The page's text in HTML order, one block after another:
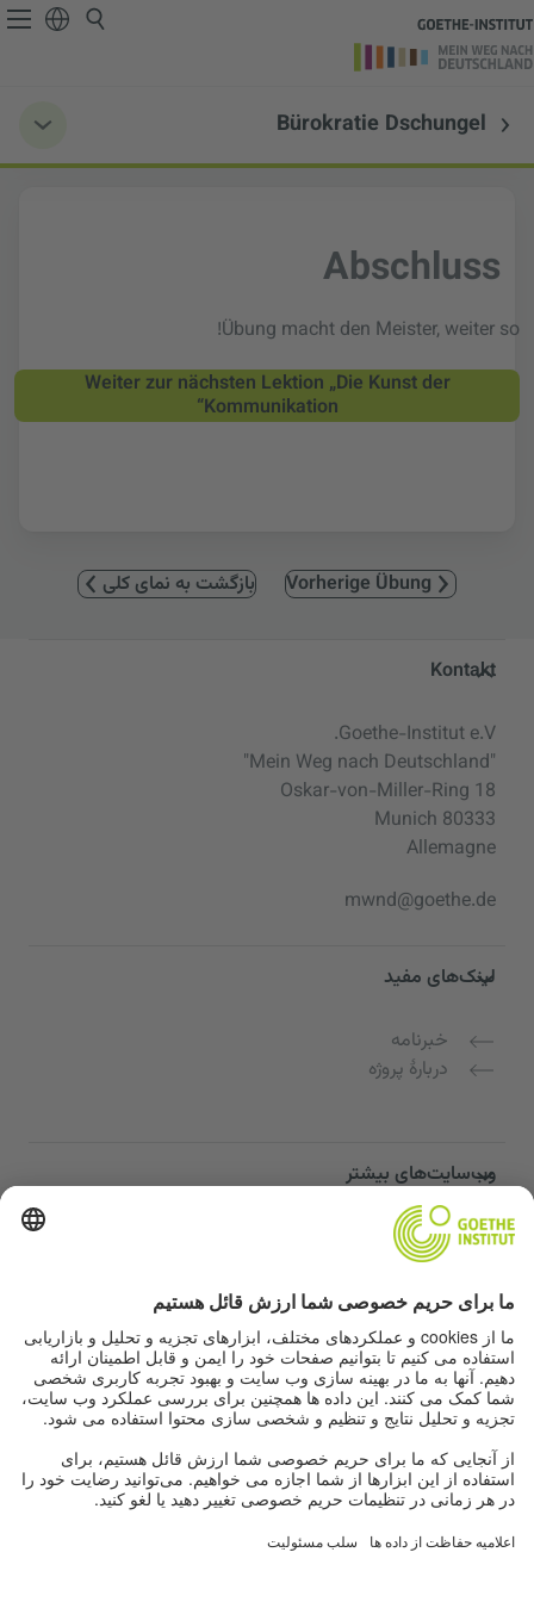
Bürokratie Dschungel
Abschluss
Übung macht den Meister, weiter so!
Weiter zur nächsten Lektion „Die Kunst der
Kommunikation“
Vorherige Übung بازگشت به نمای کلی
Service- und Informationsbereich
Kontakt
Goethe-Institut e.V.
"Mein Weg nach Deutschland"
Oskar-von-Miller-Ring 18
80333 Munich
Allemagne
mwnd@goethe.de
لینک‌های مفید
خبرنامه
دربارهٔ پروژه
وب‌سایت‌های بیشتر
Community “Deutsch für dich”
تمرین زبان آلمانی به صورت رایگان
دوره‌های زبان آلمانی مؤسسه گوته
پورتال معلمان "Deutschstunde"
حریم خصوصی و دسترسی‌پذیری
تنظیمات حریم خصوصی
دسترسی‌پذیری